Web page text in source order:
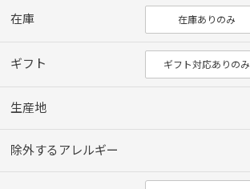
在庫 在庫ありのみ
ギフト ギフト対応ありのみ
生産地
除外するアレルギー